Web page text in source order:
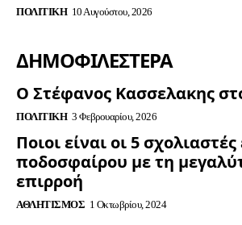
ΠΟΛΙΤΙΚΉ 10 Αυγούστου, 2026
ΔΗΜΟΦΙΛΈΣΤΕΡΑ
Ο Στέφανος Κασσελακης
ΠΟΛΙΤΙΚΉ 3 Φεβρουαρίου, 2026
Ποιοι είναι οι 5
ποδοσφαίρου με τη
επιρροή
ΑΘΛΗΤΙΣΜΌΣ 1 Οκτωβρίου, 2024